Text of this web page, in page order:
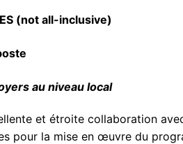
(not all-inclusive)
au niveau local
et étroite collaboration
pour la mise en œuvre du